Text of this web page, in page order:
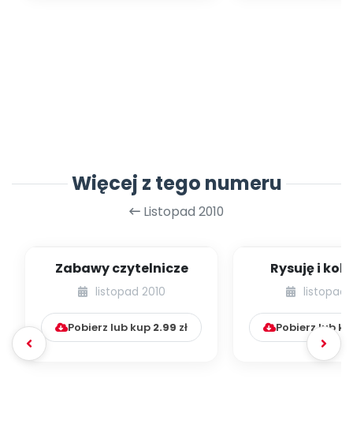
Więcej z tego numeru
Listopad 2010
Zabawy czytelnicze
listopad 2010
Pobierz lub kup 2.99 zł
Rysuję i
dzieci
listopad
Pobierz lub